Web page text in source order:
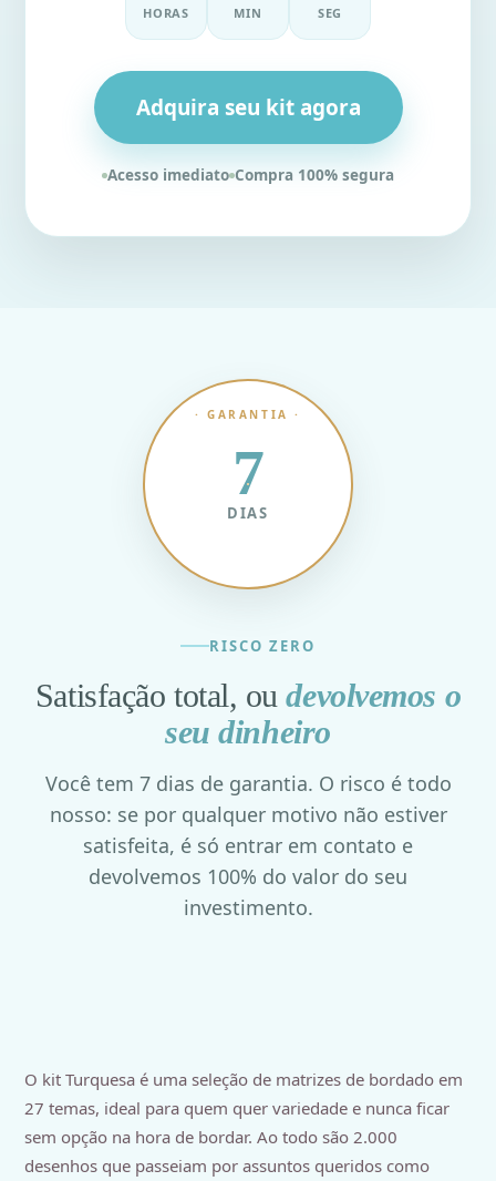
HORAS MIN SEG
Adquira seu kit agora
Acesso imediato Compra 100% segura
· GARANTIA ·
7
DIAS
RISCO ZERO
Satisfação total, oudevolvemos o
seu dinheiro
Você tem 7 dias de garantia. O risco é todo
nosso: se por qualquer motivo não estiver
satisfeita, é só entrar em contato e
devolvemos 100% do valor do seu
investimento.
O kit Turquesa é uma seleção de matrizes de bordado em
27 temas, ideal para quem quer variedade e nunca ficar
sem opção na hora de bordar. Ao todo são 2.000
desenhos que passeiam por assuntos queridos como